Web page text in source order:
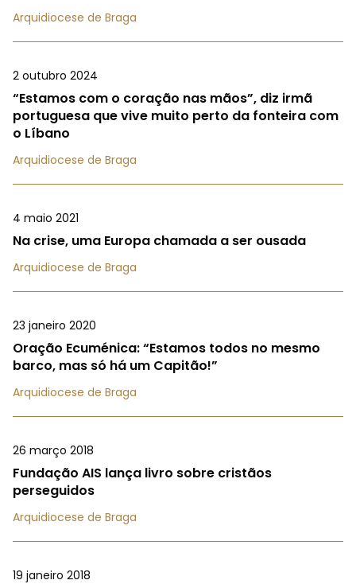
Arquidiocese de Braga
2 outubro 2024
“Estamos com o coração nas mãos”, diz irmã
portuguesa que vive muito perto da fonteira com
o Líbano
Arquidiocese de Braga
4 maio 2021
Na crise, uma Europa chamada a ser ousada
Arquidiocese de Braga
23 janeiro 2020
Oração Ecuménica: “Estamos todos no mesmo
barco, mas só há um Capitão!”
Arquidiocese de Braga
26 março 2018
Fundação AIS lança livro sobre cristãos
perseguidos
Arquidiocese de Braga
19 janeiro 2018